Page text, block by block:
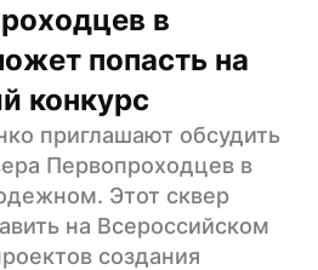
в
попасть на
конкурс
приглашают обсудить
Первопроходцев в
Этот сквер
на Всероссийском
создания